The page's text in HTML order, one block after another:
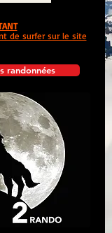
randonnées
de surfer sur le site